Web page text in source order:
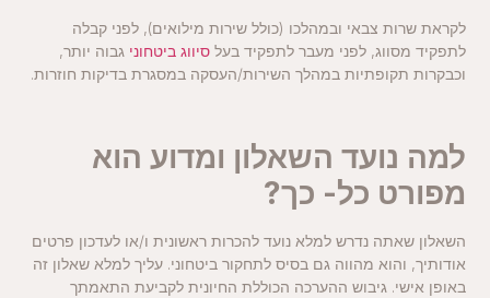
לקראת שרות צבאי ובמהלכו (כולל שירות מילואים), לפני קבלה
לתפקיד מסווג, לפני מעבר לתפקיד בעלסיווג ביטחוני גבוה יותר,
וכבקרות תקופתיות במהלך השירות/העסקה במסגרת בדיקות חוזרות.
למה נועד השאלון ומדוע הוא
מפורט כל- כך?
השאלון שאתה נדרש למלא נועד להכרות ראשונית ו/או לעדכון פרטים
אודותיך, והוא מהווה גם בסיס לתחקור ביטחוני. עליך למלא שאלון זה
באופן אישי. גיבוש ההערכה הכוללת החיונית לקביעת התאמתך